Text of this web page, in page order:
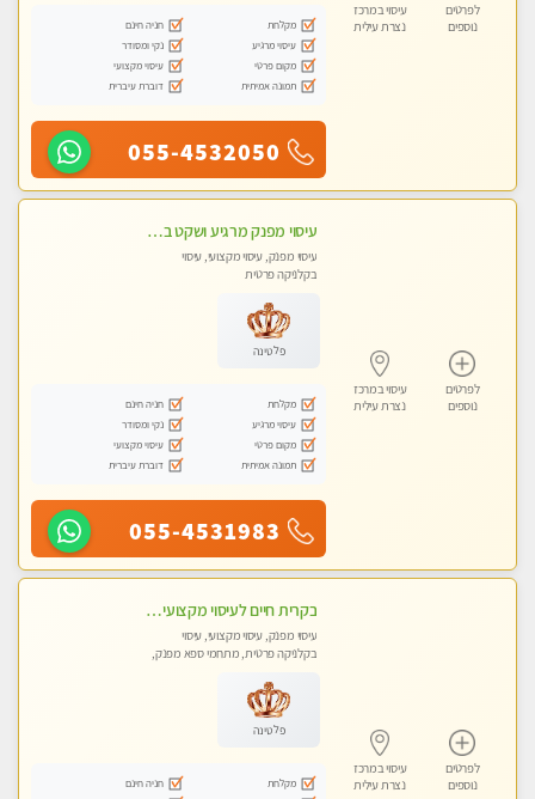
לפרטים
נוספים
עיסוי במרכז
נצרת עילית
מקלחת
חניה חינם
עיסוי מרגיע
נקי ומסודר
מקום פרטי
עיסוי מקצועי
תמונה אמיתית
דוברת עיברית
055-4532050
לפרטים
נוספים
עיסוי במרכז
נצרת עילית
עיסוי מפנק מרגיע ושקט במקום מדהים עיסוי מושקע מאוד לכל שרירי הגוף...מומלץ!! פרטי !!+ לזוגות
עיסוי מפנק, עיסוי מקצועי, עיסוי
בקלניקה פרטית
פלטינה
מקלחת
חניה חינם
עיסוי מרגיע
נקי ומסודר
מקום פרטי
עיסוי מקצועי
תמונה אמיתית
דוברת עיברית
055-4531983
לפרטים
נוספים
עיסוי במרכז
נצרת עילית
בקרית חיים לעיסוי מקצועי ואיכותי מומלץ
עיסוי מפנק, עיסוי מקצועי, עיסוי
בקלניקה פרטית, מתחמי ספא מפנק,
פלטינה
מקלחת
חניה חינם